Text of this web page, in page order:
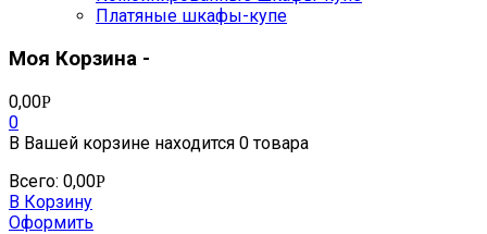
Платяные шкафы-купе
Моя Корзина -
0,00Р
0
В Вашей корзине находится 0 товара
Всего: 0,00Р
В Корзину
Оформить